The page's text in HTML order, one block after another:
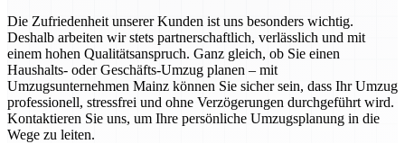
Die Zufriedenheit unserer Kunden ist uns besonders wichtig.
Deshalb arbeiten wir stets partnerschaftlich, verlässlich und mit
einem hohen Qualitätsanspruch. Ganz gleich, ob Sie einen
Haushalts- oder Geschäfts-Umzug planen – mit
Umzugsunternehmen Mainz können Sie sicher sein, dass Ihr Umzug
professionell, stressfrei und ohne Verzögerungen durchgeführt wird.
Kontaktieren Sie uns, um Ihre persönliche Umzugsplanung in die
Wege zu leiten.